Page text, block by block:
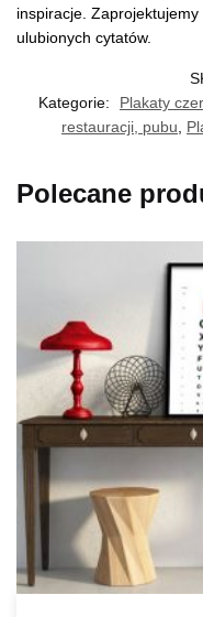
inspiracje.
ulubionych cytatów.
Kategorie:
Plakaty
restauracji, pubu,
Polecane